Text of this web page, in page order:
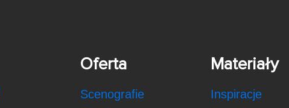
Oferta
Scenografie
Materiały
Inspiracje